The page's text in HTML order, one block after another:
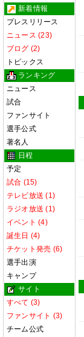
新着情報
プレスリリース
ニュース (23)
ブログ (2)
トピックス
ランキング
ニュース
試合
ファンサイト
選手公式
著名人
日程
予定
試合 (15)
テレビ放送 (1)
ラジオ放送 (1)
イベント (4)
誕生日 (4)
チケット発売 (6)
選手出演
キャンプ
サイト
すべて (3)
ファンサイト (3)
チーム公式